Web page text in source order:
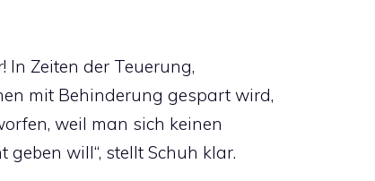
In Zeiten der Teuerung,
mit Behinderung gespart wird,
weil man sich keinen
geben will“, stellt Schuh klar.